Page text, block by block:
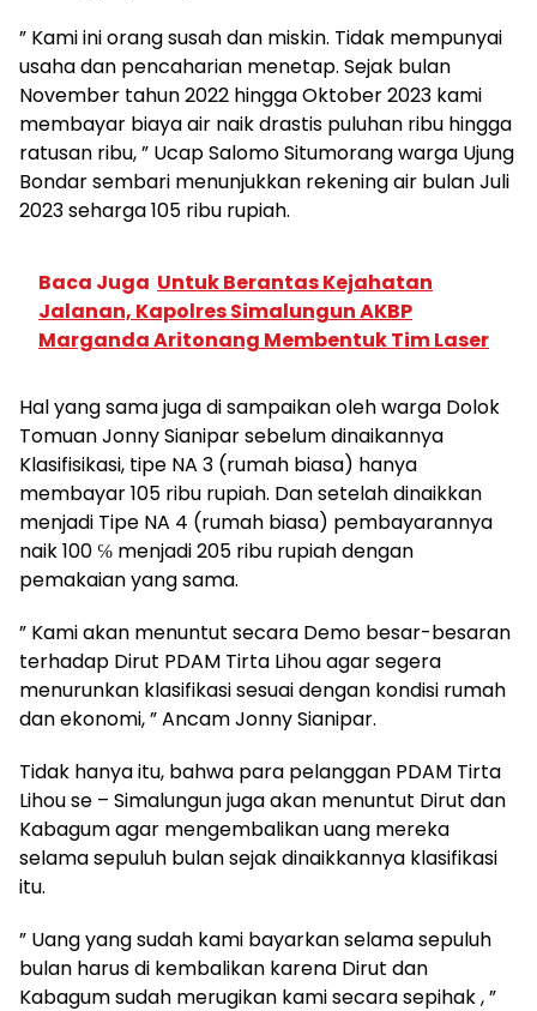
” Kami ini orang susah dan miskin. Tidak mempunyai
usaha dan pencaharian menetap. Sejak bulan
November tahun 2022 hingga Oktober 2023 kami
membayar biaya air naik drastis puluhan ribu hingga
ratusan ribu, ” Ucap Salomo Situmorang warga Ujung
Bondar sembari menunjukkan rekening air bulan Juli
2023 seharga 105 ribu rupiah.
Baca Juga Untuk Berantas Kejahatan
Jalanan, Kapolres Simalungun AKBP
Marganda Aritonang Membentuk Tim Laser
Hal yang sama juga di sampaikan oleh warga Dolok
Tomuan Jonny Sianipar sebelum dinaikannya
Klasifisikasi, tipe NA 3 (rumah biasa) hanya
membayar 105 ribu rupiah. Dan setelah dinaikkan
menjadi Tipe NA 4 (rumah biasa) pembayarannya
naik 100 ℅ menjadi 205 ribu rupiah dengan
pemakaian yang sama.
” Kami akan menuntut secara Demo besar-besaran
terhadap Dirut PDAM Tirta Lihou agar segera
menurunkan klasifikasi sesuai dengan kondisi rumah
dan ekonomi, ” Ancam Jonny Sianipar.
Tidak hanya itu, bahwa para pelanggan PDAM Tirta
Lihou se – Simalungun juga akan menuntut Dirut dan
Kabagum agar mengembalikan uang mereka
selama sepuluh bulan sejak dinaikkannya klasifikasi
itu.
” Uang yang sudah kami bayarkan selama sepuluh
bulan harus di kembalikan karena Dirut dan
Kabagum sudah merugikan kami secara sepihak , ”